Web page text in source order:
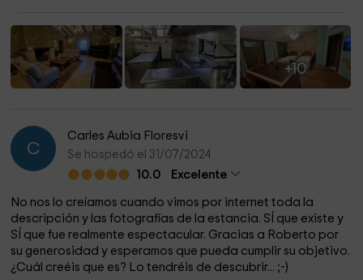
+10
C
Carles Aubia Floresvi
Se hospedó el 31/07/2024
10.0
Excelente
No nos lo creíamos cuando vimos por internet toda la
descripción y las fotografías de la estancia. SÍ que existe y
SÍ que fue realmente espectacular. Gracias a Roberto por
su generosidad y esperamos que pueda cumplir su objetivo.
¿Cuál creéis que es? Lo tendréis de descubrir... ;-)